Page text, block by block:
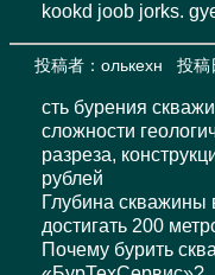
kookd joob jorks.
投稿者： олькехн 投稿
сть бурения
сложности
разреза,
рублей
Глубина скважины
достигать 200
Почему бурить